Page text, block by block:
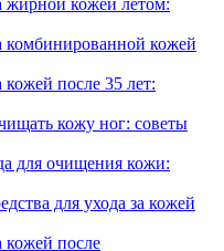
жирной кожей летом:
комбинированной кожей
кожей после 35 лет:
кожу ног: советы
для очищения кожи:
для ухода за кожей
кожей после